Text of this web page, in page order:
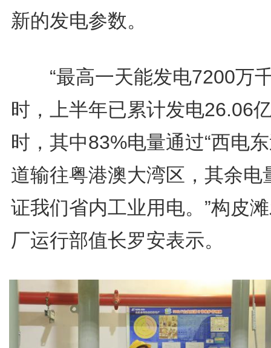
新的发电参数。
“最高一天能发电7200万
时，上半年已累计发电26.06
时，其中83%电量通过“西电
道输往粤港澳大湾区，其余电
证我们省内工业用电。”构皮
厂运行部值长罗安表示。